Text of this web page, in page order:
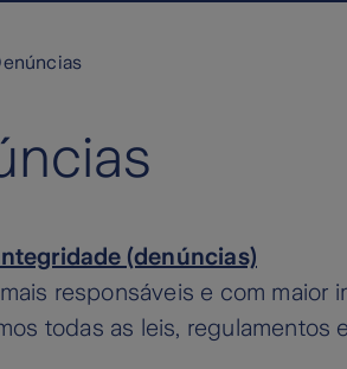
(denúncias)
responsáveis e com maior
todas as leis, regulamentos